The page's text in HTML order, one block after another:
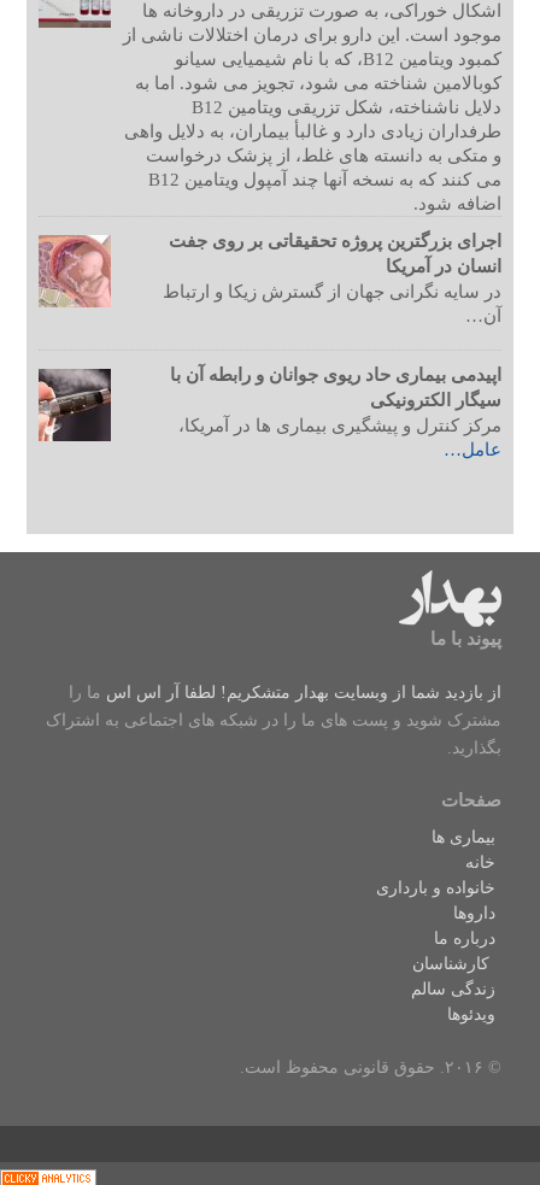
اشکال خوراکی، به صورت تزریقی در داروخانه ها
موجود است. این دارو برای درمان اختلالات ناشی از
کمبود ویتامین B12، که با نام شیمیایی سیانو
کوبالامین شناخته می شود، تجویز می شود. اما به
دلایل ناشناخته، شکل تزریقی ویتامین B12
طرفداران زیادی دارد و غالبأ بیماران، به دلایل واهی
و متکی به دانسته های غلط، از پزشک درخواست
می کنند که به نسخه آنها چند آمپول ویتامین B12
اضافه شود.
اجرای بزرگترین پروژه تحقیقاتی بر روی جفت
انسان در آمریکا
در سایه نگرانی جهان از گسترش زیکا و ارتباط
آن…
اپیدمی بیماری حاد ریوی جوانان و رابطه آن با
سیگار الکترونیکی
مرکز کنترل و پیشگیری بیماری ها در آمریکا،
عامل…
پیوند با ما
از بازدید شما از وبسایت بهدار متشکریم! لطفا آر اس اس ما را
مشترک شوید و پست های ما را در شبکه های اجتماعی به اشتراک
بگذارید.
صفحات
بیماری ها
خانه
خانواده و بارداری
داروها
درباره ما
کارشناسان
زندگی سالم
ویدئوها
© ۲۰۱۶. حقوق قانونی محفوظ است.